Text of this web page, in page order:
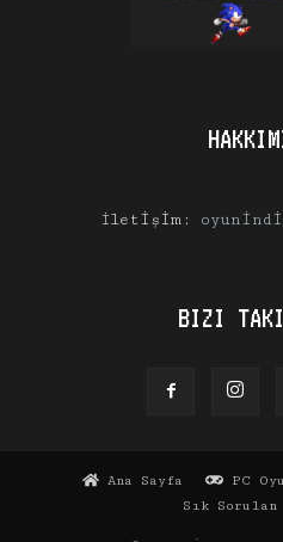
İletişim:
BIZI
Ana Sayfa PC
Sık